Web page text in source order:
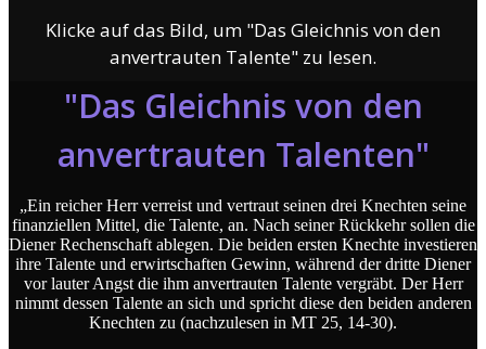
Klicke auf das Bild, um "Das Gleichnis von den
anvertrauten Talente" zu lesen.
"Das Gleichnis von den
anvertrauten Talenten"
„Ein reicher Herr verreist und vertraut seinen drei Knechten seine
finanziellen Mittel, die Talente, an. Nach seiner Rückkehr sollen die
Diener Rechenschaft ablegen. Die beiden ersten Knechte investieren
ihre Talente und erwirtschaften Gewinn, während der dritte Diener
vor lauter Angst die ihm anvertrauten Talente vergräbt. Der Herr
nimmt dessen Talente an sich und spricht diese den beiden anderen
Knechten zu (nachzulesen in MT 25, 14-30).